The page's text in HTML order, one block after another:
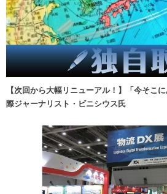
【次回から大幅リニューアル！】「今そこ
際ジャーナリスト・ビニシウス氏